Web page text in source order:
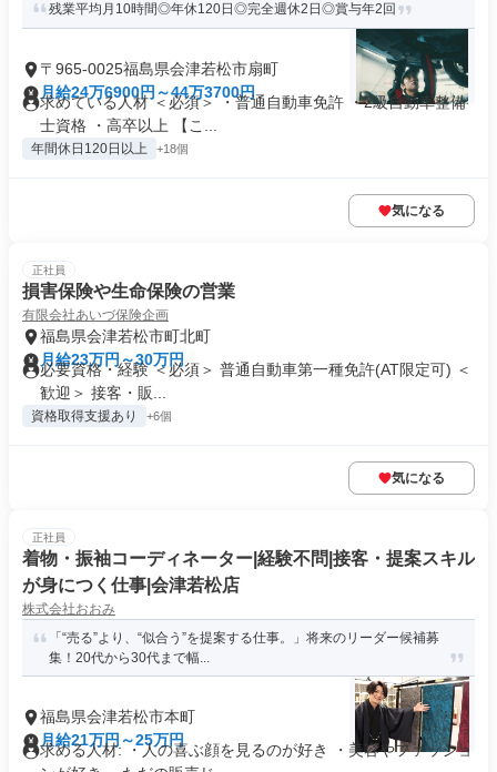
残業平均月10時間◎年休120日◎完全週休2日◎賞与年2回
〒965-0025福島県会津若松市扇町
月給24万6900円～44万3700円
求めている人材 ＜必須＞ ・普通自動車免許 ・2級自動車整備
士資格 ・高卒以上 【こ...
年間休日120日以上 +18個
気になる
正社員
損害保険や生命保険の営業
有限会社あいづ保険企画
福島県会津若松市町北町
月給23万円～30万円
必要資格・経験 ＜必須＞ 普通自動車第一種免許(AT限定可) ＜
歓迎＞ 接客・販...
資格取得支援あり +6個
気になる
正社員
着物・振袖コーディネーター|経験不問|接客・提案スキル
が身につく仕事|会津若松店
株式会社おおみ
「“売る”より、“似合う”を提案する仕事。」将来のリーダー候補募
集！20代から30代まで幅...
福島県会津若松市本町
月給21万円～25万円
求める人材: ・人の喜ぶ顔を見るのが好き ・美容やファッショ